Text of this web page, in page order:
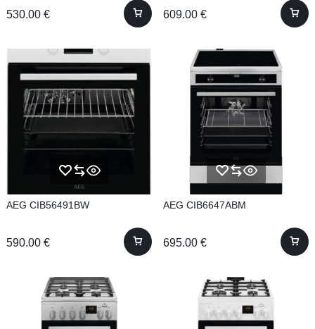
530.00 € 609.00 €
AEG CIB56491BW
590.00 €
AEG CIB6647ABM
695.00 €